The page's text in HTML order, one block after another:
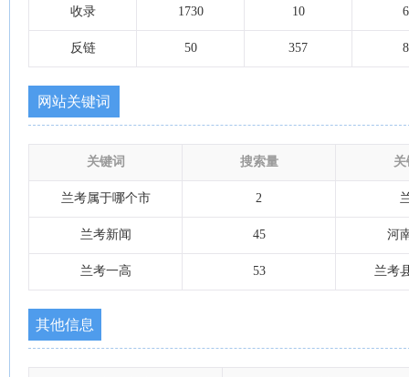
收录 1730 10 6
反链 50 357 8
网站关键词
关键词 搜索量 关
兰考属于哪个市 2
兰考新闻 45 河
兰考一高 53 兰考
其他信息